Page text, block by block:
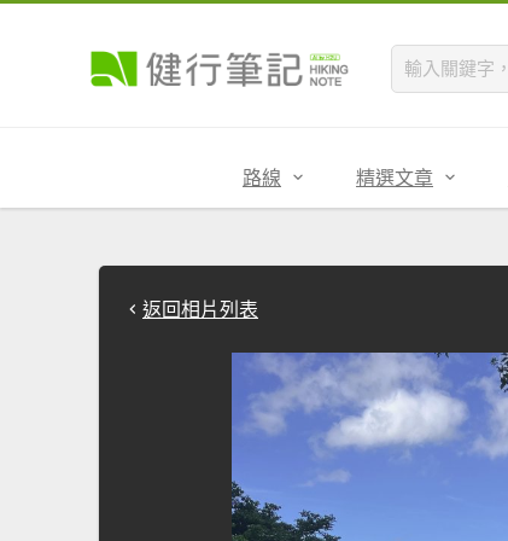
路線 精選文章
返回相片列表